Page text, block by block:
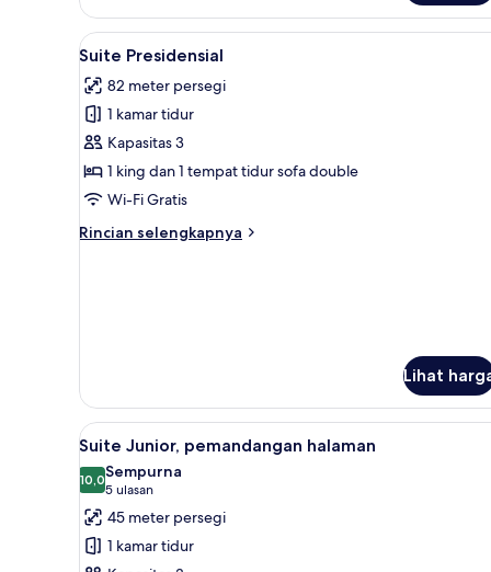
Junior
Suite
Premium
Lihat
semua
foto
untuk
Suite
Presidensial
Seprai premium, selimut bulu
8
Suite Presidensial
82 meter persegi
1 kamar tidur
Kapasitas 3
1 king dan 1 tempat tidur sofa double
Wi-Fi Gratis
Rincian selengkapnya
Rincian
Lihat
Lihat
semua
foto
untuk
Suite
Junior,
Smart TV 55-inci dengan
5
Suite Junior, pemandangan halaman
10,010,0 dari 10
Sempurna
5 ulasan
(5
ulasan)
45 meter persegi
1 kamar tidur